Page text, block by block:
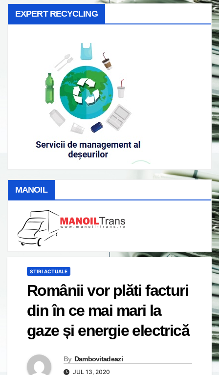
EXPERT RECYCLING
MANOIL
STIRI ACTUALE
Românii vor plăti facturi
din în ce mai mari la
gaze și energie electrică
By Dambovitadeazi
JUL 13, 2020